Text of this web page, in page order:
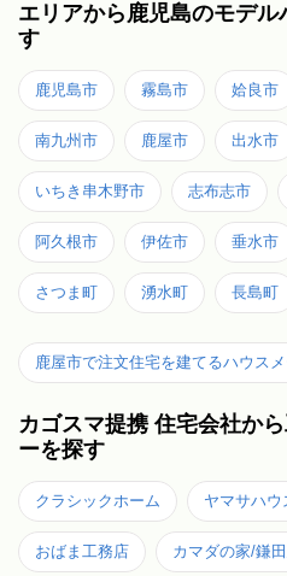
エリアから鹿児島のモデ
す
鹿児島市 霧島市 姶良市
南九州市 鹿屋市 出水市
いちき串木野市 志布志市
阿久根市 伊佐市 垂水市
さつま町 湧水町 長島町
鹿屋市で注文住宅を建てるハウス
カゴスマ提携 住宅会社か
ーを探す
クラシックホーム ヤマサハウ
おばま工務店 カマダの家/鎌